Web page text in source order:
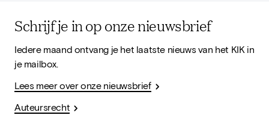
Schrijf je in op onze nieuwsbrief
Iedere maand ontvang je het laatste nieuws van het KIK in
je mailbox.
Lees meer over onze nieuwsbrief
Auteursrecht